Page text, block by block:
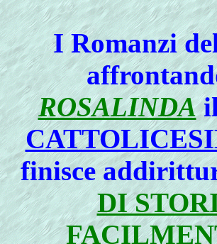
I Romanzi
ROSALINDAil
finisce
DI